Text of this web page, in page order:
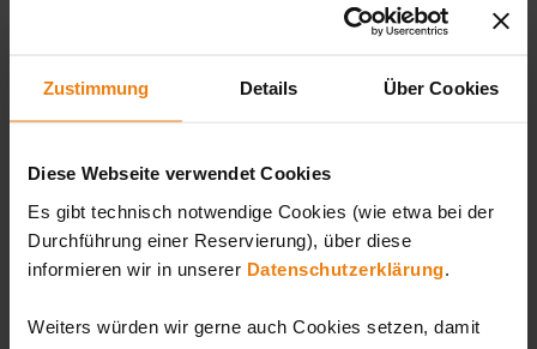
Zustimmung Details Über Cookies
Diese Webseite verwendet Cookies
Es gibt technisch notwendige Cookies (wie etwa bei der
Durchführung einer Reservierung), über diese
informieren wir in unserer Datenschutzerklärung
Weiters würden wir gerne auch Cookies setzen, damit
Ismerik Sunny Bunny-t?
élményfürdőben találkozhat a leggyakrabban. A Sunny